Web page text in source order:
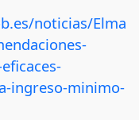
noticias/Elma
ingreso-minimo-